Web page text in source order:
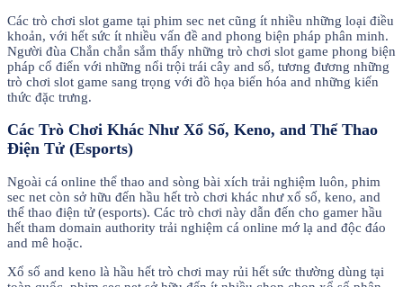
Các trò chơi slot game tại phim sec net cũng ít nhiều những loại điều
khoản, với hết sức ít nhiều vấn đề and phong biện pháp phân minh.
Người đùa Chắn chắn sắm thấy những trò chơi slot game phong biện
pháp cổ điển với những nổi trội trái cây and số, tương đương những
trò chơi slot game sang trọng với đồ họa biến hóa and những kiến
thức đặc trưng.
Các Trò Chơi Khác Như Xổ Số, Keno, and Thể Thao
Điện Tử (Esports)
Ngoài cá online thể thao and sòng bài xích trải nghiệm luôn, phim
sec net còn sở hữu đến hầu hết trò chơi khác như xổ số, keno, and
thể thao điện tử (esports). Các trò chơi này dẫn đến cho gamer hầu
hết tham domain authority trải nghiệm cá online mớ lạ and độc đáo
and mê hoặc.
Xổ số and keno là hầu hết trò chơi may rủi hết sức thường dùng tại